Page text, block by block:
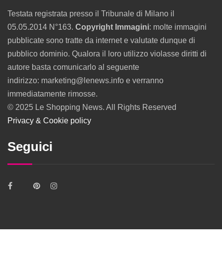
Testata registrata presso il Tribunale di Milano il
05.05.2014 N°163. Copyright Immagini: molte immagini
pubblicate sono tratte da internet e valutate dunque di
pubblico dominio. Qualora il loro utilizzo violasse diritti di
autore basta comunicarlo al seguente
indirizzo: marketing@lenews.info e verranno
immediatamente rimosse.
© 2025 Le Shopping News. All Rights Reserved
Privacy & Cookie policy
Seguici